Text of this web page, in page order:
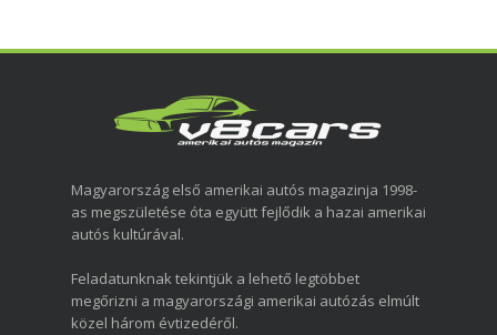
Magyarország első amerikai autós magazinja 1998-
as megszületése óta együtt fejlődik a hazai amerikai
autós kultúrával.
Feladatunknak tekintjük a lehető legtöbbet
megőrizni a magyarországi amerikai autózás elmúlt
közel három évtizedéről.